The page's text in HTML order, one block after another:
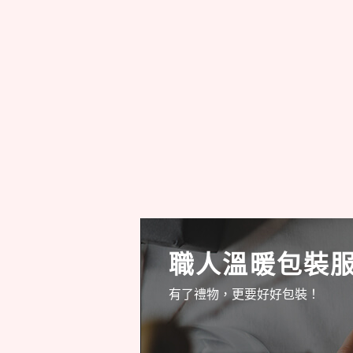
職人溫暖包裝
有了禮物，更要好好包裝！